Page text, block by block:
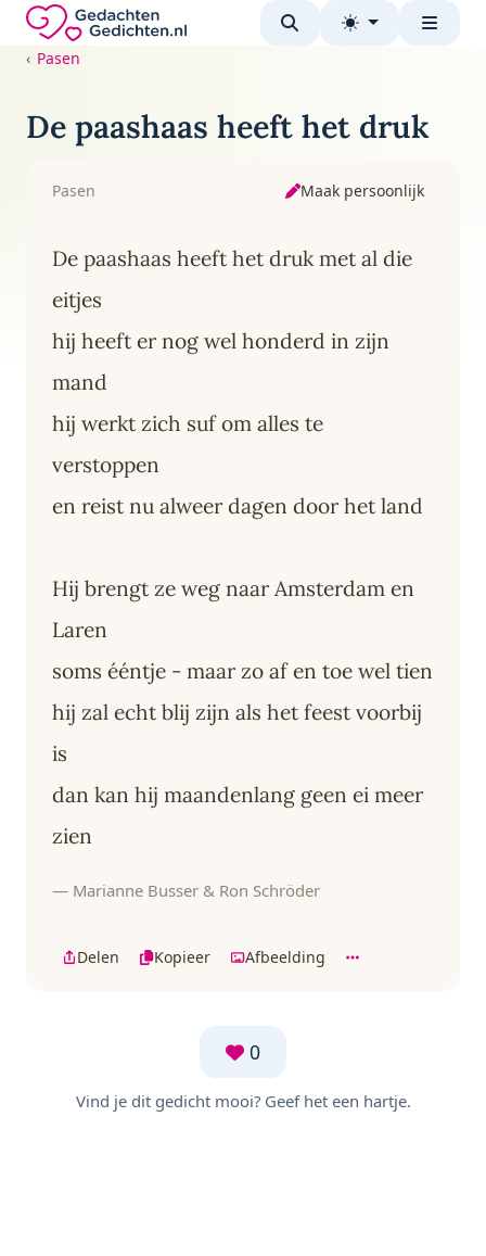
Direct naar de inhoud
Gedachten-Gedichten.nl — naar de homepage
Pasen
De paashaas heeft het druk
Pasen Maak persoonlijk
De paashaas heeft het druk met al die
eitjes
hij heeft er nog wel honderd in zijn
mand
hij werkt zich suf om alles te
verstoppen
en reist nu alweer dagen door het land
Hij brengt ze weg naar Amsterdam en
Laren
soms ééntje - maar zo af en toe wel tien
hij zal echt blij zijn als het feest voorbij
is
dan kan hij maandenlang geen ei meer
zien
— Marianne Busser & Ron Schröder
Delen Kopieer Afbeelding
0
Vind je dit gedicht mooi? Geef het een hartje.